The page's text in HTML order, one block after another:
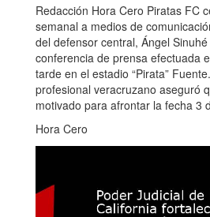
Redacción Hora Cero Piratas FC
semanal a medios de
del defensor central, Ángel
conferencia de prensa efectuada
tarde en el estadio “Pirata”
profesional veracruzano aseguró
motivado para afrontar la fecha 3
Hora Cero